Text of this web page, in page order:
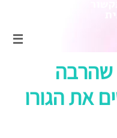
שהרבה
את הגורו